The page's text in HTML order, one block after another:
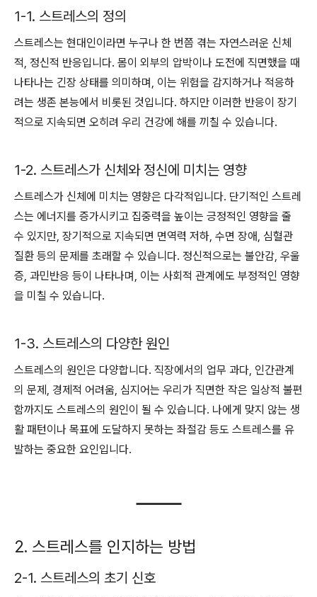
1-1. 스트레스의 정의
스트레스는 현대인이라면 누구나 한 번쯤 겪는 자연스러운 신체
적, 정신적 반응입니다. 몸이 외부의 압박이나 도전에 직면했을 때
나타나는 긴장 상태를 의미하며, 이는 위험을 감지하거나 적응하
려는 생존 본능에서 비롯된 것입니다. 하지만 이러한 반응이 장기
적으로 지속되면 오히려 우리 건강에 해를 끼칠 수 있습니다.
1-2. 스트레스가 신체와 정신에 미치는 영향
스트레스가 신체에 미치는 영향은 다각적입니다. 단기적인 스트레
스는 에너지를 증가시키고 집중력을 높이는 긍정적인 영향을 줄
수 있지만, 장기적으로 지속되면 면역력 저하, 수면 장애, 심혈관
질환 등의 문제를 초래할 수 있습니다. 정신적으로는 불안감, 우울
증, 과민반응 등이 나타나며, 이는 사회적 관계에도 부정적인 영향
을 미칠 수 있습니다.
1-3. 스트레스의 다양한 원인
스트레스의 원인은 다양합니다. 직장에서의 업무 과다, 인간관계
의 문제, 경제적 어려움, 심지어는 우리가 직면한 작은 일상적 불편
함까지도 스트레스의 원인이 될 수 있습니다. 나에게 맞지 않는 생
활 패턴이나 목표에 도달하지 못하는 좌절감 등도 스트레스를 유
발하는 중요한 요인입니다.
2. 스트레스를 인지하는 방법
2-1. 스트레스의 초기 신호